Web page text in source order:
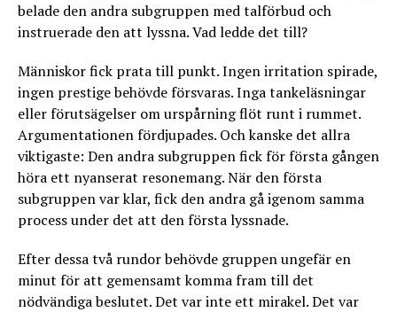
belade den andra subgruppen med talförbud och
instruerade den att lyssna. Vad ledde det till?
Människor fick prata till punkt. Ingen irritation spirade,
ingen prestige behövde försvaras. Inga tankeläsningar
eller förutsägelser om urspårning flöt runt i rummet.
Argumentationen fördjupades. Och kanske det allra
viktigaste: Den andra subgruppen fick för första gången
höra ett nyanserat resonemang. När den första
subgruppen var klar, fick den andra gå igenom samma
process under det att den första lyssnade.
Efter dessa två rundor behövde gruppen ungefär en
minut för att gemensamt komma fram till det
nödvändiga beslutet. Det var inte ett mirakel. Det var